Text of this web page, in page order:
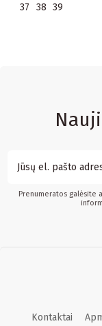
37 38 39
Prenumeratos galėsite
Kontaktai